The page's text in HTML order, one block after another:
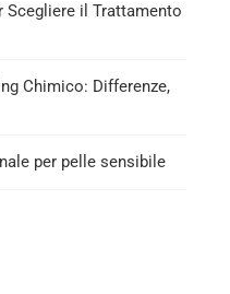
Scegliere il Trattamento
Chimico: Differenze,
per pelle sensibile